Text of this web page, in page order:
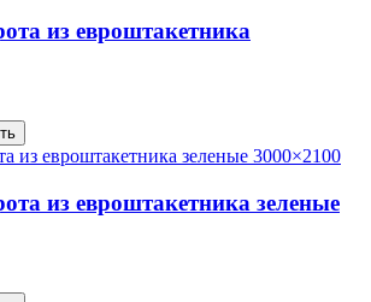
из евроштакетника
из евроштакетника зеленые